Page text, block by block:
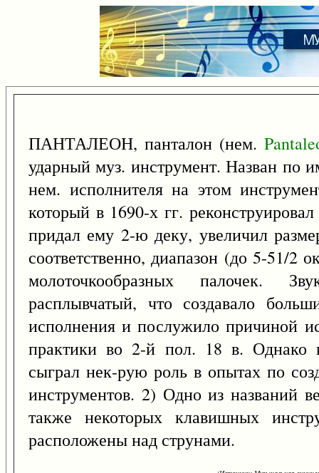
ПАНТАЛЕОН, панталон (нем.
ударный муз. инструмент. Назван по
нем. исполнителя на этом
который в 1690-х гг.
придал ему 2-ю деку, увеличил
соответственно, диапазон (до 5-51/
молоточкообразных палочек.
расплывчатый, что создавало
исполнения и послужило причиной
практики во 2-й пол. 18 в. Однако
сыграл нек-рую роль в опытах по
инструментов. 2) Одно из названий
также некоторых клавишных
расположены над струнами.